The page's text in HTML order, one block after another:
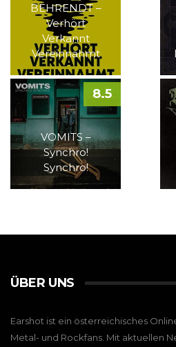
BEHRENDT –
Verhört
Verkannt
Vereinnahmt
VOMITS –
Synchro!
Synchro!
8.5
ÜBER UNS
Earshot ist ein österreichisches
Metal- und Rockfans. Mit aktuellen